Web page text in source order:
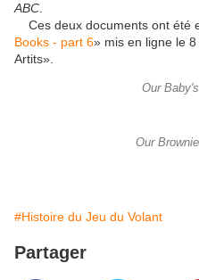
ABC
Ces deux documents ont été
Books - part 6» mis en ligne le
Artits».
Our
Our
#Histoire du Jeu du Volant
Partager